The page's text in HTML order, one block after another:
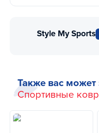
Style My Sports
Также вас может
Спортивные